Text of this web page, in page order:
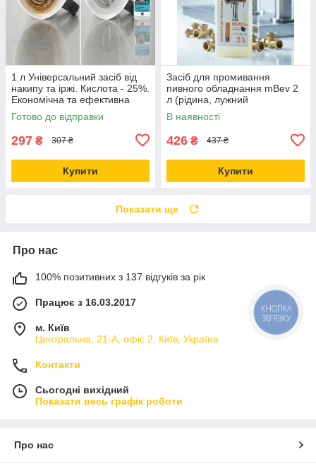
1 л Універсальний засіб від
накипу та іржі. Кислота - 25%.
Економічна та ефективна
рідина.
Готово до відправки
297 ₴ 307 ₴
Купити
Засіб для промивання
пивного обладнання mBev 2
л (рідина, лужний
концентрат)
В наявності
426 ₴ 437 ₴
Купити
Показати ще
Про нас
100% позитивних з 137 відгуків за рік
Працює з 16.03.2017
м. Київ
Центральна, 21-А, офіс 2, Київ, Україна
Контакти
Сьогодні вихідний
Показати весь графік роботи
Про нас
КНОПКА
ЗВ'ЯЗКУ